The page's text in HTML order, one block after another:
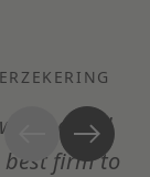
and
best firm to